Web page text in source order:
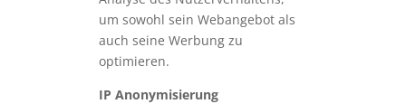
um sowohl sein Webangebot als
auch seine Werbung zu
optimieren.
IP Anonymisierung